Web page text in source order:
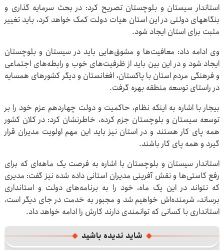
استاندار سیستان و بلوچستان تصریح کرد: در بحث سرمایه گذاری و
بنگاههای دولتی در این استان هیات دولت کمک خواهد کرد، باید تغییر
مثبت برای استان ایجاد شود.
وی ادامه داد: معافیت‌ها و مشوق‌هایی باید در سیستان و بلوچستان
ایجاد شود و در این بین باید از ظرفیت‌های خوب و رابطه‌های اجتماعی
و فرهنگی مردم استان با پاکستان، افغانستان و دیگر کشورهای همسایه
در راستای توسعه منطقه بهره گرفت.
بیجار با اشاره به اینکه نظام، حاکمیت و دولت چهاردهم عزم خود را بر
توسعه سیستان و بلوچستان جزم کرده، خاطرنشان کرد: در کلان کشور
همه پای کار هستند و در استان نیز باید این مهم اولویت مدیران قرار
گیرد و همه پای کار باشند.
استاندار سیستان و بلوچستان با اشاره به فرصت یک ماهه‌ای که برای
رفع کاستی‌ها و نقش آفرینی مدیران استانی داده شده نیز گفت: مدیری
که نتواند در این یک ماه، خود را به برنامه‌های دولت و استانداری
برساند، شرمنده‌اش خواهیم شد و مجبور به خدمت در جای دیگر است،
استانداری با کسانی که توانمندی دارند کارش را ادامه خواهد داد.
شاید ندیده باشید